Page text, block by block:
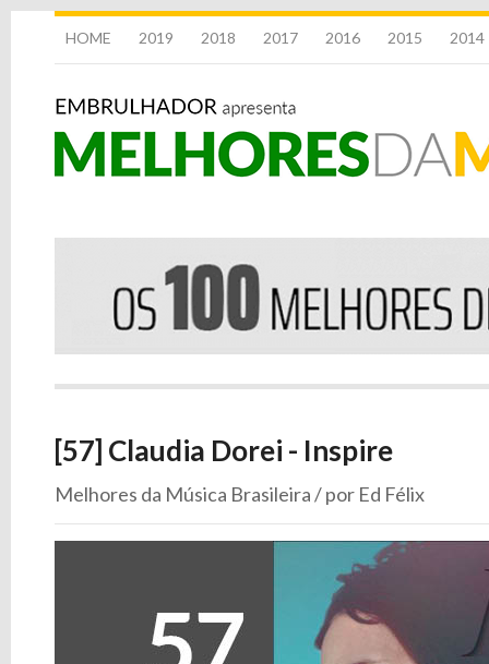
HOME 2019 2018 2017 2016 2015 2014
[57] Claudia Dorei - Inspire
Melhores da Música Brasileira / por Ed Félix